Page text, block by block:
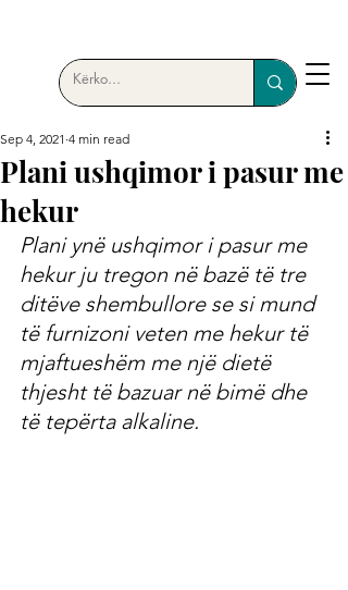
Plani ushqimor i pasur me
hekur
Sep 4, 2021 4 min read
Plani ynë ushqimor i pasur me
hekur ju tregon në bazë të tre
ditëve shembullore se si mund
të furnizoni veten me hekur të
mjaftueshëm me një dietë
thjesht të bazuar në bimë dhe
të tepërta alkaline.